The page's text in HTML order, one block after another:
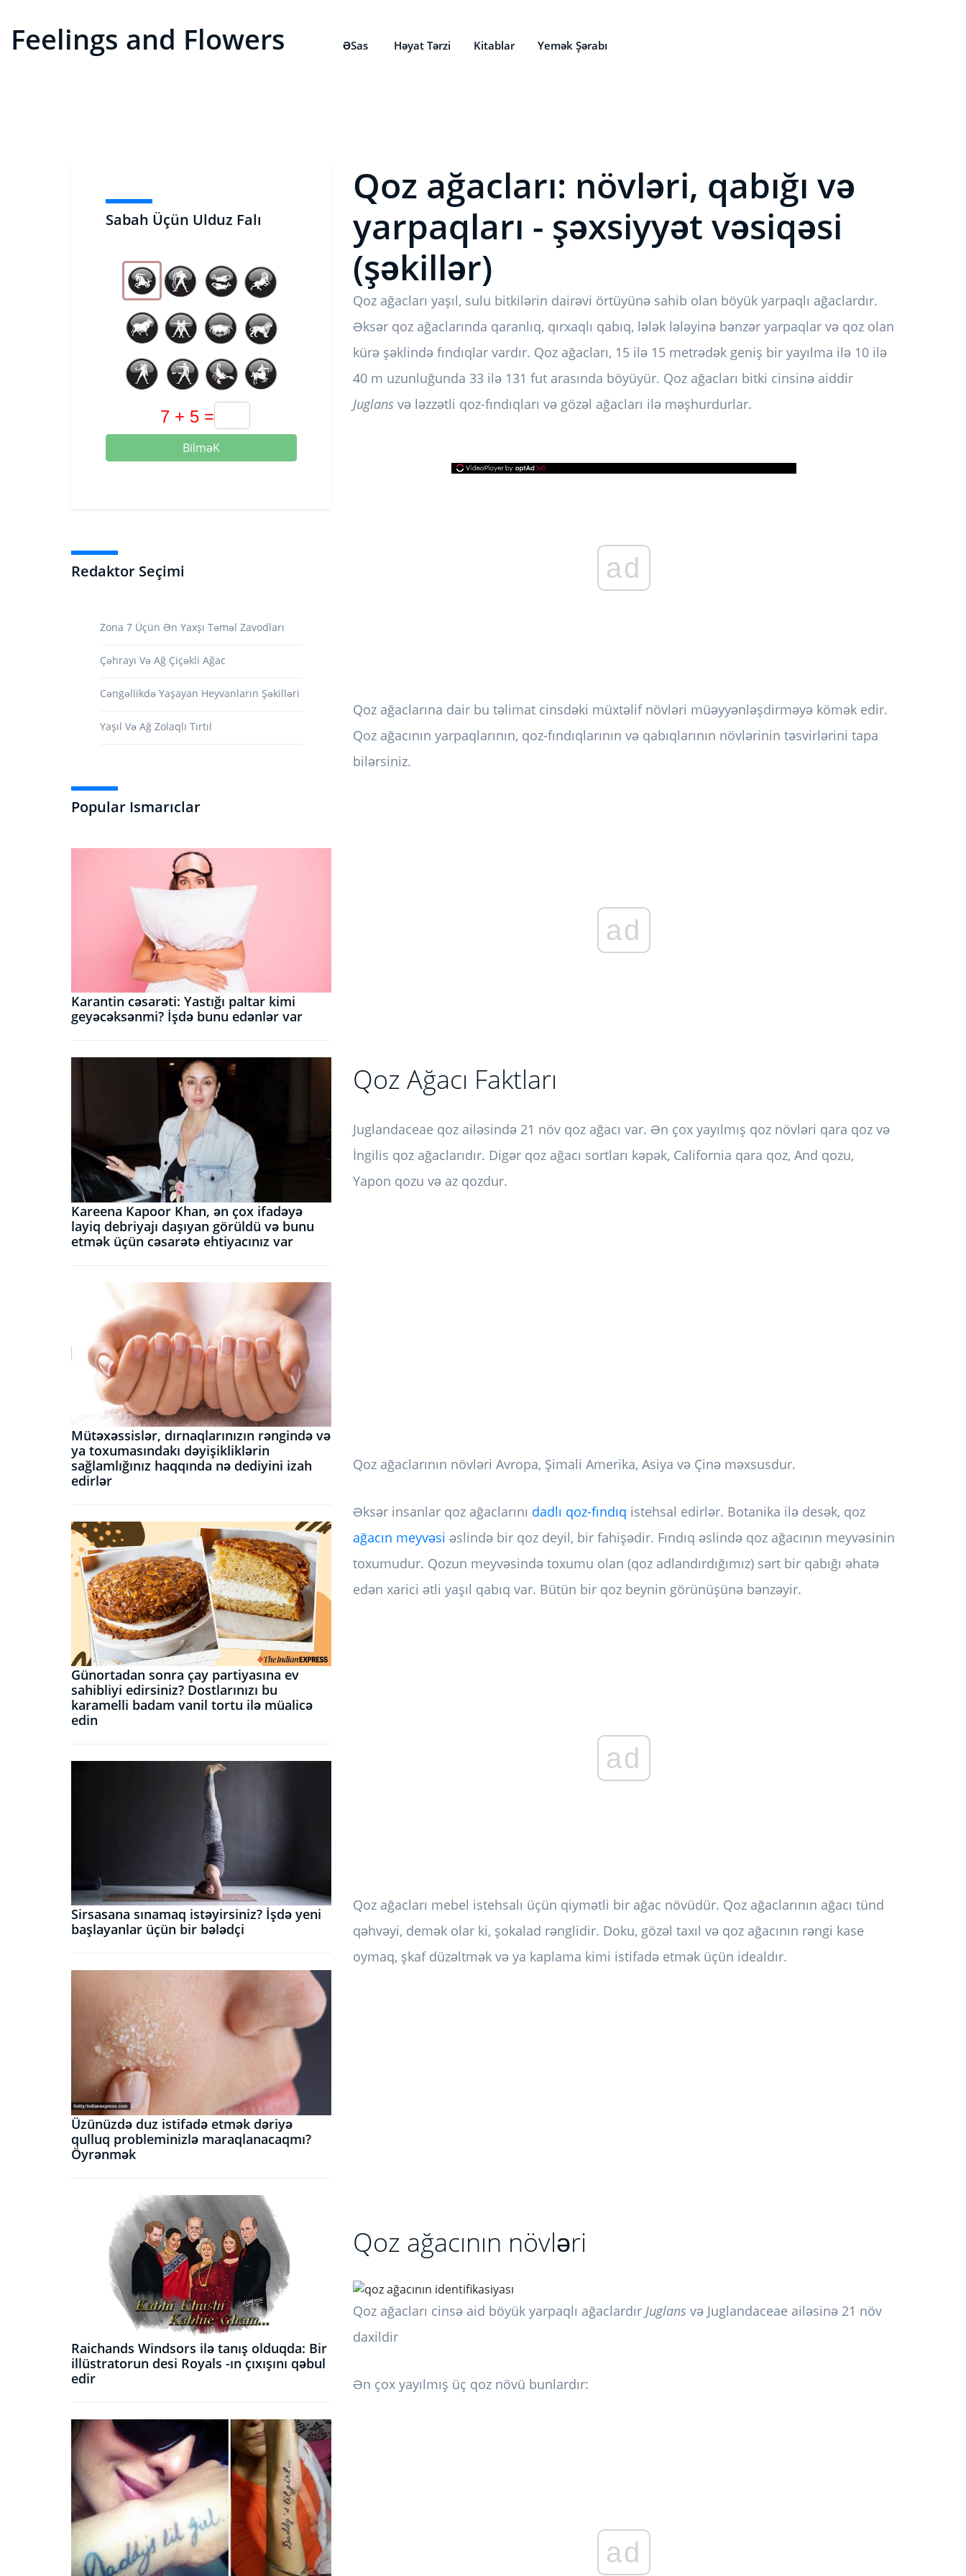
Feelings and Flowers ƏSas Həyat Tərzi Kitablar Yemək Şərabı
Sabah Üçün Ulduz Falı
BilməK
Redaktor Seçimi
Zona 7 Üçün Ən Yaxşı Təməl Zavodları
Çəhrayı Və Ağ Çiçəkli Ağac
Cəngəllikdə Yaşayan Heyvanların Şəkilləri
Yaşıl Və Ağ Zolaqlı Tırtıl
Popular Ismarıclar
Karantin cəsarəti: Yastığı paltar kimi
geyəcəksənmi? İşdə bunu edənlər var
Kareena Kapoor Khan, ən çox ifadəyə
layiq debriyajı daşıyan görüldü və bunu
etmək üçün cəsarətə ehtiyacınız var
Mütəxəssislər, dırnaqlarınızın rəngində və
ya toxumasındakı dəyişikliklərin
sağlamlığınız haqqında nə dediyini izah
edirlər
Günortadan sonra çay partiyasına ev
sahibliyi edirsiniz? Dostlarınızı bu
karamelli badam vanil tortu ilə müalicə
edin
Sirsasana sınamaq istəyirsiniz? İşdə yeni
başlayanlar üçün bir bələdçi
Üzünüzdə duz istifadə etmək dəriyə
qulluq probleminizlə maraqlanacaqmı?
Öyrənmək
Raichands Windsors ilə tanış olduqda: Bir
illüstratorun desi Royals -ın çıxışını qəbul
edir
Qoz ağacları: növləri, qabığı və
yarpaqları - şəxsiyyət vəsiqəsi
(şəkillər)
Qoz ağacları yaşıl, sulu bitkilərin dairəvi örtüyünə sahib olan böyük yarpaqlı ağaclardır.
Əksər qoz ağaclarında qaranlıq, qırxaqlı qabıq, lələk lələyinə bənzər yarpaqlar və qoz olan
kürə şəklində fındıqlar vardır. Qoz ağacları, 15 ilə 15 metrədək geniş bir yayılma ilə 10 ilə
40 m uzunluğunda 33 ilə 131 fut arasında böyüyür. Qoz ağacları bitki cinsinə aiddir
Juglans və ləzzətli qoz-fındıqları və gözəl ağacları ilə məşhurdurlar.
ad
Qoz ağaclarına dair bu təlimat cinsdəki müxtəlif növləri müəyyənləşdirməyə kömək edir.
Qoz ağacının yarpaqlarının, qoz-fındıqlarının və qabıqlarının növlərinin təsvirlərini tapa
bilərsiniz.
ad
Qoz Ağacı Faktları
Juglandaceae qoz ailəsində 21 növ qoz ağacı var. Ən çox yayılmış qoz növləri qara qoz və
İngilis qoz ağaclarıdır. Digər qoz ağacı sortları kəpək, California qara qoz, And qozu,
Yapon qozu və az qozdur.
Qoz ağaclarının növləri Avropa, Şimali Amerika, Asiya və Çinə məxsusdur.
Əksər insanlar qoz ağaclarını dadlı qoz-fındıq istehsal edirlər. Botanika ilə desək, qoz
ağacın meyvəsi əslində bir qoz deyil, bir fahişədir. Fındıq əslində qoz ağacının meyvəsinin
toxumudur. Qozun meyvəsində toxumu olan (qoz adlandırdığımız) sərt bir qabığı əhatə
edən xarici ətli yaşıl qabıq var. Bütün bir qoz beynin görünüşünə bənzəyir.
ad
Qoz ağacları mebel istehsalı üçün qiymətli bir ağac növüdür. Qoz ağaclarının ağacı tünd
qəhvəyi, demək olar ki, şokalad rənglidir. Doku, gözəl taxıl və qoz ağacının rəngi kase
oymaq, şkaf düzəltmək və ya kaplama kimi istifadə etmək üçün idealdır.
Qoz ağacının növləri
Qoz ağacları cinsə aid böyük yarpaqlı ağaclardır Juglans və Juglandaceae ailəsinə 21 növ
daxildir
Ən çox yayılmış üç qoz növü bunlardır:
ad